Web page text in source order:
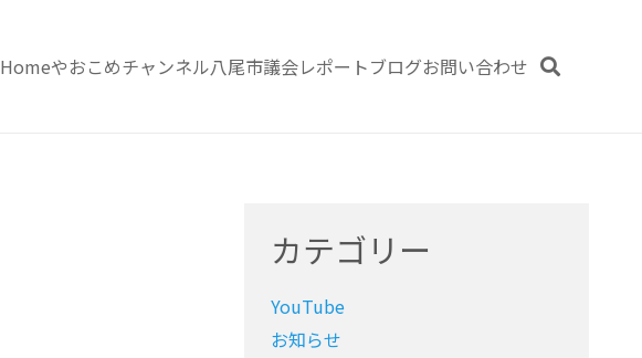
Homeやおこめチャンネル八尾市議会レポートブログお問い合わせ
カテゴリー
YouTube
お知らせ